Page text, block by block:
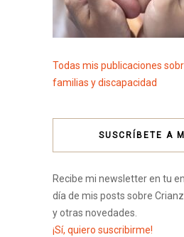
Todas mis publicaciones
familias y discapacidad
SUSCRÍBETE A
Recibe mi newsletter en tu
día de mis posts sobre
y otras novedades.
¡Sí, quiero suscribirme!